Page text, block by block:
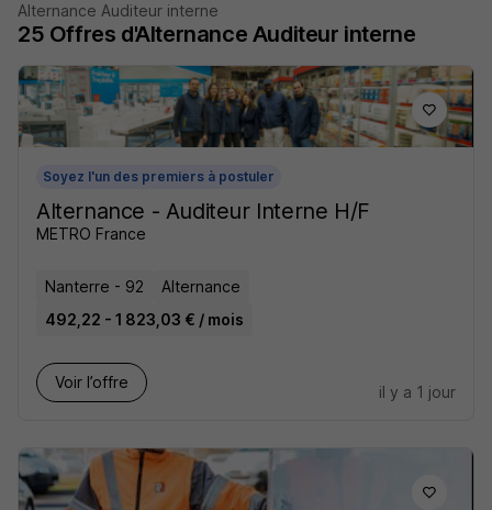
Alternance Auditeur interne
25 Offres d'Alternance Auditeur interne
Soyez l'un des premiers à postuler
Alternance - Auditeur Interne H/F
METRO France
Nanterre - 92
Alternance
492,22 - 1 823,03 € / mois
Voir l’offre
il y a 1 jour